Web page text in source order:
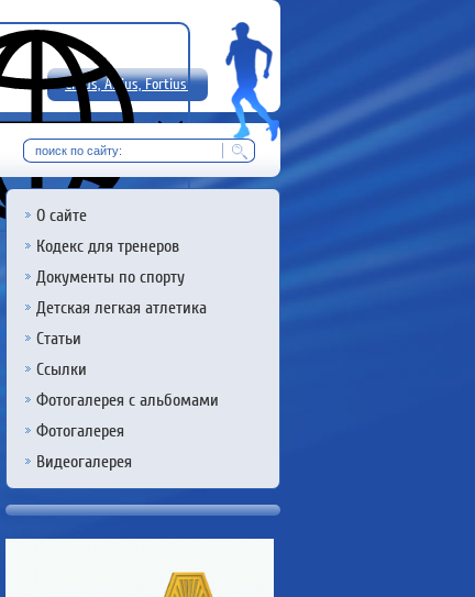
Citius, Altius, Fortius!
RU
О сайте
Кодекс для тренеров
Документы по спорту
Детская легкая атлетика
Статьи
Ссылки
Фотогалерея с альбомами
Фотогалерея
Видеогалерея